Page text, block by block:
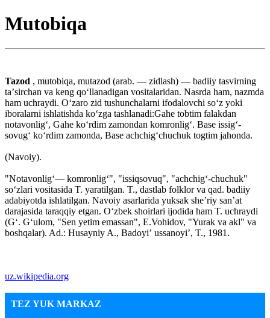
Mutobiqa
Tazod , mutobiqa, mutazod (arab. — zidlash) — badiiy tasvirning
taʼsirchan va keng qoʻllanadigan vositalaridan. Nasrda ham, nazmda
ham uchraydi. Oʻzaro zid tushunchalarni ifodalovchi soʻz yoki
iboralarni ishlatishda koʻzga tashlanadi:Gahe tobtim falakdan
notavonligʻ, Gahe koʻrdim zamondan komronligʻ. Base issigʻ-
sovugʻ koʻrdim zamonda, Base achchigʻchuchuk togtim jahonda.
(Navoiy).
"Notavonligʻ— komronligʻ", "issiqsovuq", "achchigʻ-chuchuk"
soʻzlari vositasida T. yaratilgan. T., dastlab folklor va qad. badiiy
adabiyotda ishlatilgan. Navoiy asarlarida yuksak sheʼriy sanʼat
darajasida taraqqiy etgan. Oʻzbek shoirlari ijodida ham T. uchraydi
(Gʻ. Gʻulom, "Sen yetim emassan", E.Vohidov, "Yurak va akl" va
boshqalar). Ad.: Husayniy A., Badoyiʼ ussanoyiʼ, T., 1981.
uz.wikipedia.org
TEZ YUK MARKAZ